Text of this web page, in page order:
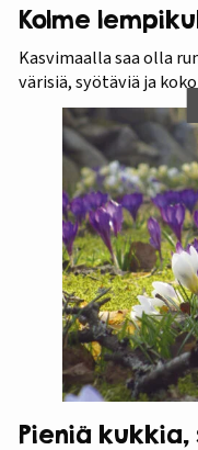
Kolme
Kasvimaalla saa olla
värisiä, syötäviä ja
Pieniä